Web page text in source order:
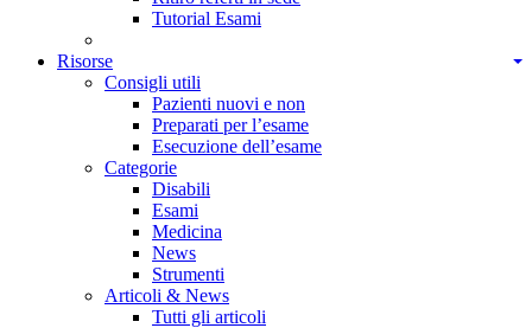
Tutorial Esami
Risorse
Consigli utili
Pazienti nuovi e non
Preparati per l’esame
Esecuzione dell’esame
Categorie
Disabili
Esami
Medicina
News
Strumenti
Articoli & News
Tutti gli articoli